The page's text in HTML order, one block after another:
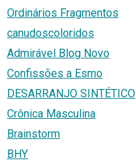
Ordinários Fragmentos
canudoscoloridos
Admirável Blog Novo
Confissões a Esmo
DESARRANJO SINTÉTICO
Crônica Masculina
Brainstorm
BHY